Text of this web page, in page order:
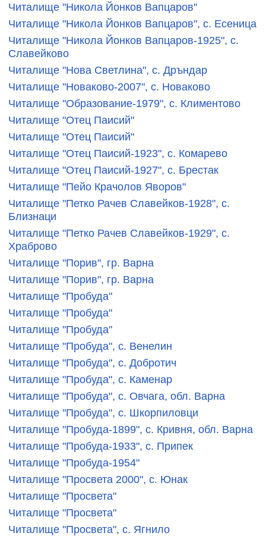
Читалище "Никола Йонков Вапцаров"
Читалище "Никола Йонков Вапцаров", с. Есеница
Читалище "Никола Йонков Вапцаров-1925", с.
Славейково
Читалище "Нова Светлина", с. Дръндар
Читалище "Новаково-2007", с. Новаково
Читалище "Образование-1979", с. Климентово
Читалище "Отец Паисий"
Читалище "Отец Паисий"
Читалище "Отец Паисий-1923", с. Комарево
Читалище "Отец Паисий-1927", с. Брестак
Читалище "Пейо Крачолов Яворов"
Читалище "Петко Рачев Славейков-1928", с.
Близнаци
Читалище "Петко Рачев Славейков-1929", с.
Храброво
Читалище "Порив", гр. Варна
Читалище "Порив", гр. Варна
Читалище "Пробуда"
Читалище "Пробуда"
Читалище "Пробуда"
Читалище "Пробуда", с. Венелин
Читалище "Пробуда", с. Добротич
Читалище "Пробуда", с. Каменар
Читалище "Пробуда", с. Овчага, обл. Варна
Читалище "Пробуда", с. Шкорпиловци
Читалище "Пробуда-1899", с. Кривня, обл. Варна
Читалище "Пробуда-1933", с. Припек
Читалище "Пробуда-1954"
Читалище "Просвета 2000", с. Юнак
Читалище "Просвета"
Читалище "Просвета"
Читалище "Просвета", с. Ягнило